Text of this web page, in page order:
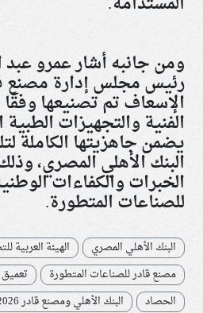
ومن جانبه أشار عمرو عبد
رئيس مجلس إدارة مصنع
الإسعاف تم تصنيعها
الفنية والتجهيزات
يضمن جاهزيتها الكاملة
البنك الأهلي المصري،
الخبرات والكفاءات
للصناعات المتطورة.
البنك الأهلي المصري
الهيئة العربية
مصنع قادر للصناعات المتطورة
الحصاد
البنك الأهلي ومصنع قادر 2026